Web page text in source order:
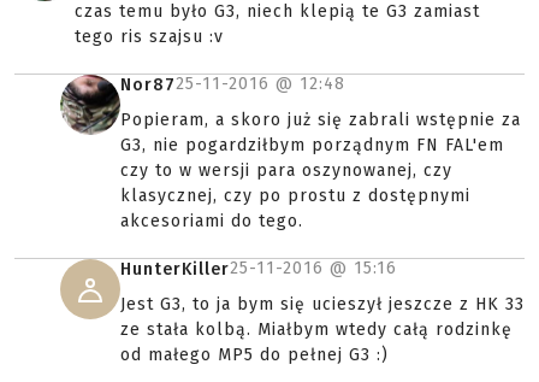
czas temu było G3, niech klepią te G3 zamiast
tego ris szajsu :v
Nor8725-11-2016 @ 12:48
Popieram, a skoro już się zabrali wstępnie za
G3, nie pogardziłbym porządnym FN FAL'em
czy to w wersji para oszynowanej, czy
klasycznej, czy po prostu z dostępnymi
akcesoriami do tego.
HunterKiller25-11-2016 @ 15:16
Jest G3, to ja bym się ucieszył jeszcze z HK 33
ze stała kolbą. Miałbym wtedy całą rodzinkę
od małego MP5 do pełnej G3 :)